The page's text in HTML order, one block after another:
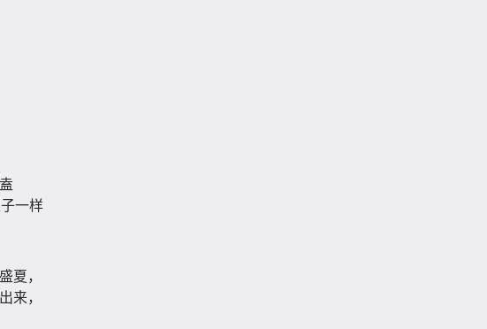
一样
夏，
来，